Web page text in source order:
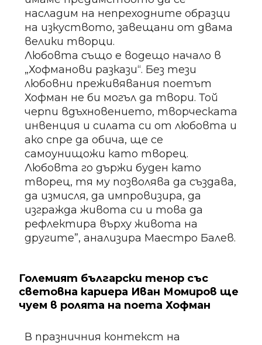
насладим на непреходните образци
на изкуството, завещани от двама
велики творци.
Любовта също е водещо начало в
„Хофманови разкази“. Без тези
любовни преживявания поетът
Хофман не би могъл да твори. Той
черпи вдъхновението, творческата
инвенция и силата си от любовта и
ако спре да обича, ще се
самоунищожи като творец.
Любовта го държи буден като
творец, тя му позволява да създава,
да измисля, да импровизира, да
изгражда живота си и това да
рефлектира върху живота на
другите”, анализира Маестро Балев.
Големият български тенор със
световна кариера Иван Момиров ще
чуем в ролята на поета Хофман
В празничния контекст на